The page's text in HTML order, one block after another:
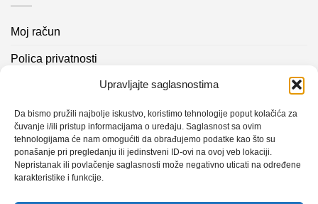
Upravljajte saglasnostima
Da bismo pružili najbolje iskustvo, koristimo tehnologije poput kolačića za
čuvanje i/ili pristup informacijama o uređaju. Saglasnost sa ovim
tehnologijama će nam omogućiti da obrađujemo podatke kao što su
ponašanje pri pregledanju ili jedinstveni ID-ovi na ovoj veb lokaciji.
Nepristanak ili povlačenje saglasnosti može negativno uticati na određene
karakteristike i funkcije.
Moj račun
Polica privatnosti
Kontakt info
Novosti